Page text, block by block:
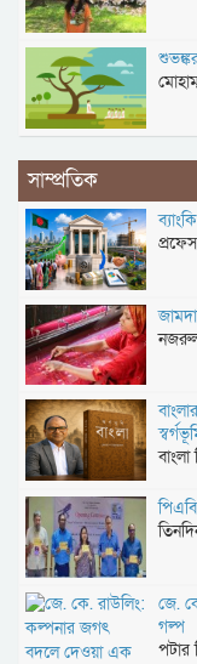
সাম্প্রতিক
জে.
গল্প
পটার